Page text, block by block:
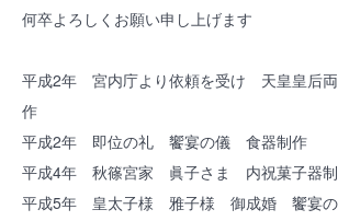
何卒よろしくお願い申し上げます
平成2年 宮内庁より依頼を受け 天皇皇后両
作
平成2年 即位の礼 饗宴の儀 食器制作
平成4年 秋篠宮家 眞子さま 内祝菓子器
平成5年 皇太子様 雅子様 御成婚 饗宴の